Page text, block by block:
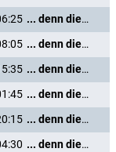
... denn die Musik und die Liebe in Tirol
... denn die Musik und die Liebe in Tirol
... denn die Musik und die Liebe in Tirol
... denn die Musik und die Liebe in Tirol
... denn die Musik und die Liebe in Tirol
... denn die Musik und die Liebe in Tirol